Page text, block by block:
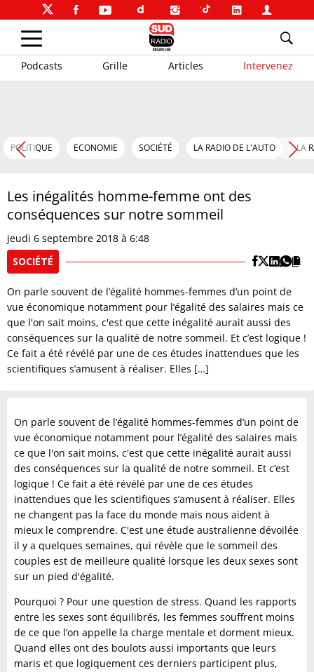
Podcasts Grille Articles Intervenez
POLITIQUE ECONOMIE SOCIÉTÉ LA RADIO DE L'AUTO LA
Les inégalités homme-femme ont des
conséquences sur notre sommeil
jeudi 6 septembre 2018 à 6:48
SOCIÉTÉ
On parle souvent de l’égalité hommes-femmes d’un point de
vue économique notamment pour l’égalité des salaires mais ce
que l'on sait moins, c'est que cette inégalité aurait aussi des
conséquences sur la qualité de notre sommeil. Et c’est logique !
Ce fait a été révélé par une de ces études inattendues que les
scientifiques s’amusent à réaliser. Elles […]
On parle souvent de l’égalité hommes-femmes d’un point de
vue économique notamment pour l’égalité des salaires mais
ce que l'on sait moins, c'est que cette inégalité aurait aussi
des conséquences sur la qualité de notre sommeil. Et c’est
logique ! Ce fait a été révélé par une de ces études
inattendues que les scientifiques s’amusent à réaliser. Elles
ne changent pas la face du monde mais nous aident à
mieux le comprendre. C'est une étude australienne dévoilée
il y a quelques semaines, qui révèle que le sommeil des
couples est de meilleure qualité lorsque les deux sexes sont
sur un pied d'égalité.
Pourquoi ? Pour une question de stress. Quand les rapports
entre les sexes sont équilibrés, les femmes souffrent moins
de ce que l’on appelle la charge mentale et dorment mieux.
Quand elles ont des boulots aussi importants que leurs
maris et que logiquement ces derniers participent plus,